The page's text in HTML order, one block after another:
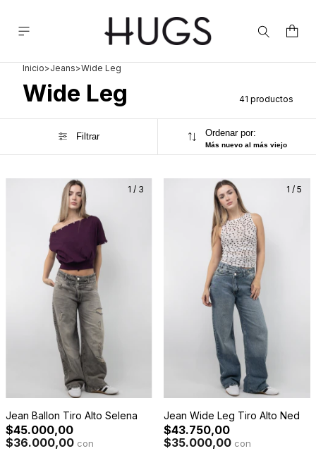
Inicio>Jeans>Wide Leg
Wide Leg 41 productos
Filtrar Ordenar por:
Más nuevo al más viejo
1 / 3
Jean Ballon Tiro Alto Selena
$45.000,00
$36.000,00 con
1 / 5
Jean Wide Leg Tiro Alto Ned
$43.750,00
$35.000,00 con